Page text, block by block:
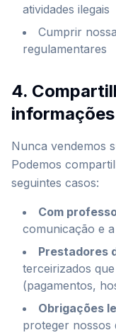
atividades ilegais
Cumprir
regulamentares
4.
informações
Nunca vendemos
Podemos
seguintes casos:
Com
comunicação e
Prestadores
terceirizados
(pagamentos,
Obrigações
proteger nossos